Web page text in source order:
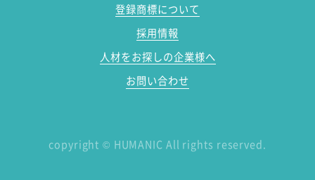
登録商標について
採用情報
人材をお探しの企業様へ
お問い合わせ
copyright © HUMANIC All rights reserved.